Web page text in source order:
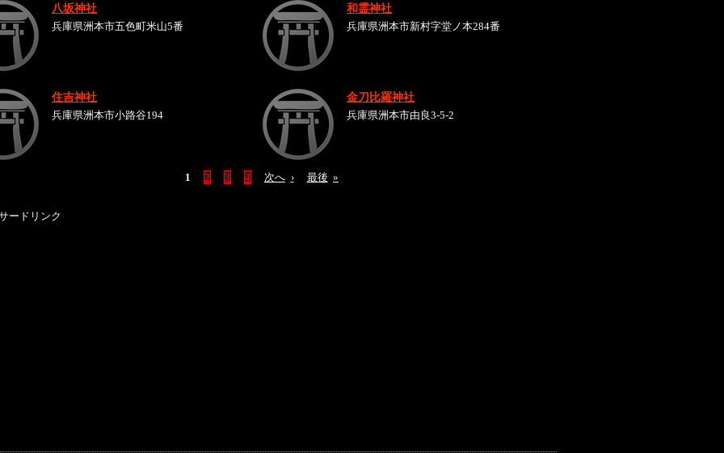
八坂神社
兵庫県洲本市五色町米山5番
和霊神社
兵庫県洲本市新村字堂ノ本284番
住吉神社
兵庫県洲本市小路谷194
金刀比羅神社
兵庫県洲本市由良3-5-2
1 2 3 4 次へ › 最後 »
ードリンク